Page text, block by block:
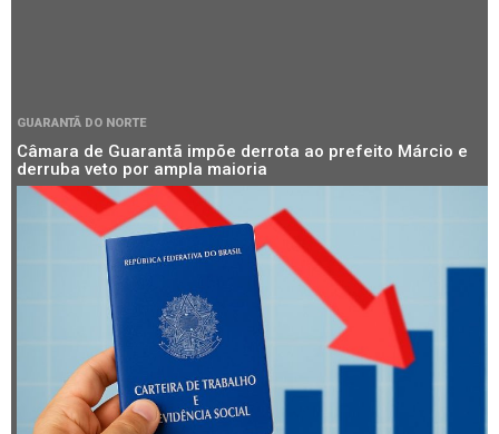
GUARANTÃ DO NORTE
Câmara de Guarantã impõe derrota ao prefeito Márcio e
derruba veto por ampla maioria